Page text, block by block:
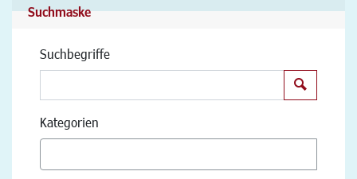
Suchmaske
Suchbegriffe
Kategorien